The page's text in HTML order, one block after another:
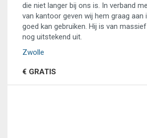
die niet langer bij ons is. In verband
van kantoor geven wij hem graag aan
goed kan gebruiken. Hij is van
nog uitstekend uit.
Zwolle
€ GRATIS